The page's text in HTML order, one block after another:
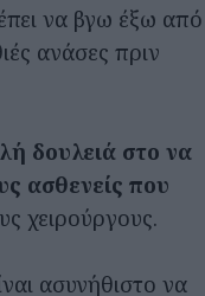
να βγω έξω από
ανάσες πριν
δουλειά στο να
ασθενείς που
χειρούργους.
ασυνήθιστο να